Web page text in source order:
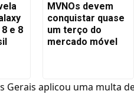
e 8
MVNOs devem
conquistar quase
um terço do
mercado móvel
Gerais aplicou uma multa